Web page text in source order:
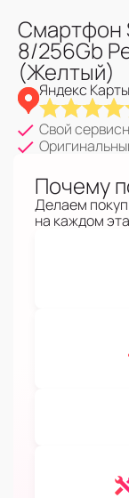
Смартфон
8/256Gb
(Желтый)
Яндекс Карты
Свой
Почему
Делаем
на каждом